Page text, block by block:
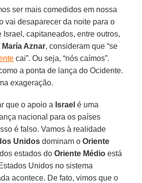
ser mais comedidos em nossa
vai desaparecer da noite para o
Israel, capitaneados, entre outros,
Aznar, consideram que “se
cai”. Ou seja, “nós caímos”.
a ponta de lança do Ocidente.
exageração.
que o apoio a Israel é uma
nacional para os países
é falso. Vamos à realidade
Unidos dominam oOriente
estados doOriente Médio está
Unidos no sistema
acontece. De fato, vimos que o